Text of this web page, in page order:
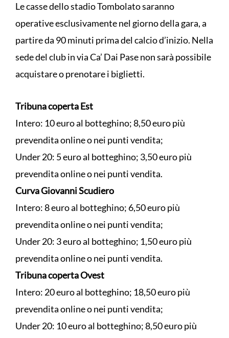
Le casse dello stadio Tombolato saranno
operative esclusivamente nel giorno della gara, a
partire da 90 minuti prima del calcio d’inizio. Nella
sede del club in via Ca’ Dai Pase non sarà possibile
acquistare o prenotare i biglietti.
Tribuna coperta Est
Intero: 10 euro al botteghino; 8,50 euro più
prevendita online o nei punti vendita;
Under 20: 5 euro al botteghino; 3,50 euro più
prevendita online o nei punti vendita.
Curva Giovanni Scudiero
Intero: 8 euro al botteghino; 6,50 euro più
prevendita online o nei punti vendita;
Under 20: 3 euro al botteghino; 1,50 euro più
prevendita online o nei punti vendita.
Tribuna coperta Ovest
Intero: 20 euro al botteghino; 18,50 euro più
prevendita online o nei punti vendita;
Under 20: 10 euro al botteghino; 8,50 euro più